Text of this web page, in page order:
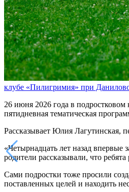
клубе «Пилигримия» при
26 июня 2026 года в
пятидневная тематическая
Рассказывает Юлия Лагутинская,
«Четырнадцать лет назад впервые
родители рассказывали, что
Сами подростки тоже просили
поставленных целей и находить